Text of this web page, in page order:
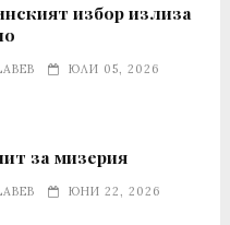
избор излиза
ЮЛИ 05, 2026
за мизерия
ЮНИ 22, 2026